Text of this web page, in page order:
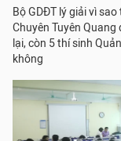
Bộ GDĐT lý giải vì sao
Chuyên Tuyên Quang
lại, còn 5 thí sinh
không